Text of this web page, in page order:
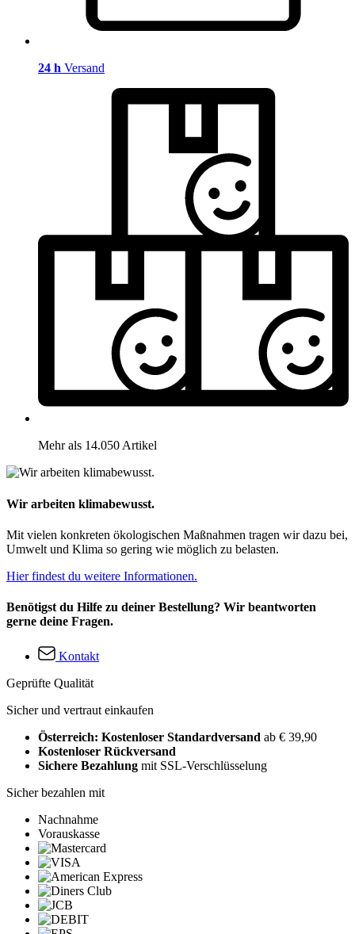
24 h Versand
Mehr als 14.050 Artikel
Wir arbeiten klimabewusst.
Mit vielen konkreten ökologischen Maßnahmen tragen wir dazu bei,
Umwelt und Klima so gering wie möglich zu belasten.
Hier findest du weitere Informationen.
Benötigst du Hilfe zu deiner Bestellung? Wir beantworten
gerne deine Fragen.
Kontakt
Geprüfte Qualität
Sicher und vertraut einkaufen
Österreich: Kostenloser Standardversand ab € 39,90
Kostenloser Rückversand
Sichere Bezahlung mit SSL-Verschlüsselung
Sicher bezahlen mit
Nachnahme
Vorauskasse